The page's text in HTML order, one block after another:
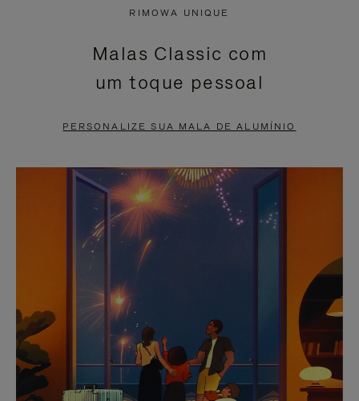
PAUSADO,
PRESSIONE
PARA
LO
SOM.
POR
FAVOR,
PARA
ATIVÁ-
LO
RIMOWA UNIQUE
Malas Classic com
um toque pessoal
PERSONALIZE SUA MALA DE ALUMÍNIO